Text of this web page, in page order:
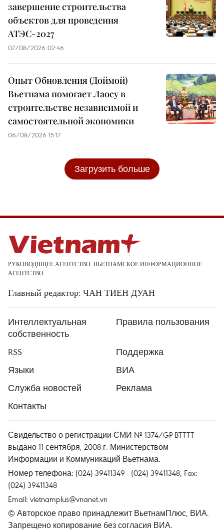
завершение строительства
объектов для проведения
АТЭС-2027
07/08/2026 02:46
Опыт Обновления (Доймой)
Вьетнама помогает Лаосу в
строительстве независимой и
самостоятельной экономики
06/08/2026 15:17
Загрузить больше
РУКОВОДЯЩЕЕ АГЕНТСТВО: ВЬЕТНАМСКОЕ ИНФОРМАЦИОННОЕ
АГЕНТСТВО
Главный редактор: ЧАН ТИЕН ДУАН
Интеллектуальная
собственность
Правила пользования
RSS
Поддержка
Языки
ВИА
Служба новостей
Реклама
Контакты
Свидельство о регистрации СМИ № 1374/GP-BTTTT
выдано 11 сентября, 2008 г. Министерством
Информации и Коммуникаций Вьетнама.
Номер телефона: (024) 39411349 - (024) 39411348, Fax:
(024) 39411348
Email: vietnamplus@vnanet.vn
© Авторское право принадлежит ВьетнамПлюс, ВИА.
Запрещено копирование без согласия ВИА.